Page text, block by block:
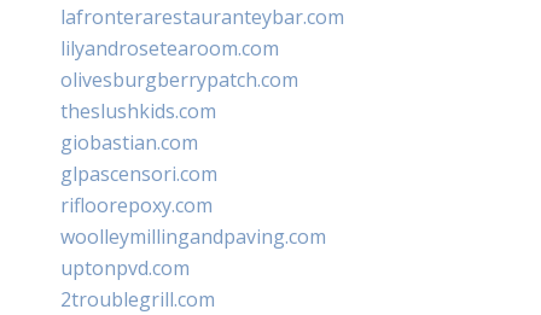
lafronterarestauranteybar.com
lilyandrosetearoom.com
olivesburgberrypatch.com
theslushkids.com
giobastian.com
glpascensori.com
rifloorepoxy.com
woolleymillingandpaving.com
uptonpvd.com
2troublegrill.com